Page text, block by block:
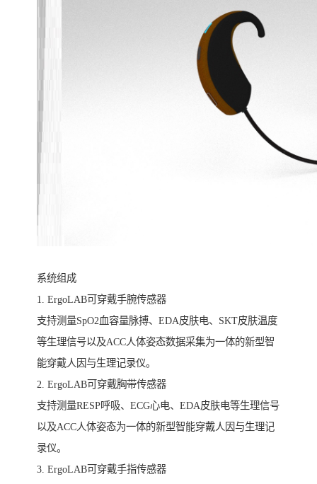
系统组成
1. ErgoLAB可穿戴手腕传感器
支持测量SpO2血容量脉搏、EDA皮肤电、SKT皮肤温度
等生理信号以及ACC人体姿态数据采集为一体的新型智
能穿戴人因与生理记录仪。
2. ErgoLAB可穿戴胸带传感器
支持测量RESP呼吸、ECG心电、EDA皮肤电等生理信号
以及ACC人体姿态为一体的新型智能穿戴人因与生理记
录仪。
3. ErgoLAB可穿戴手指传感器